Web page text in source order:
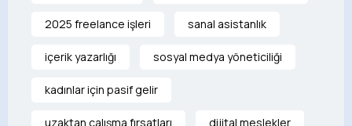
2025 freelance işleri sanal asistanlık
içerik yazarlığı sosyal medya yöneticiliği
kadınlar için pasif gelir
uzaktan çalışma fırsatları dijital meslekler